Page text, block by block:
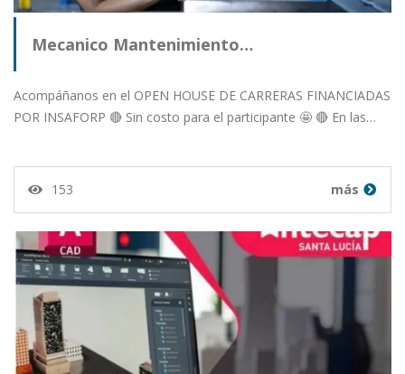
Mecanico Mantenimiento…
Acompáñanos en el OPEN HOUSE DE CARRERAS FINANCIADAS
POR INSAFORP 🔴 Sin costo para el participante 🤩 🔴 En las…
153 más